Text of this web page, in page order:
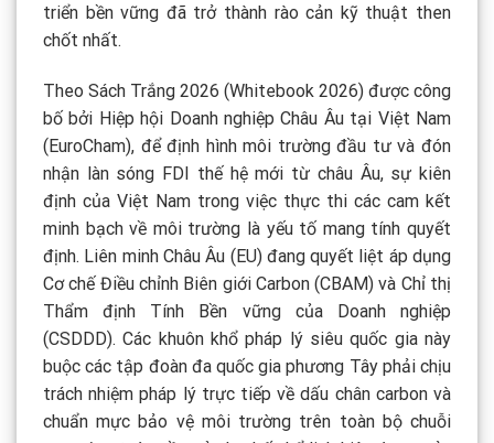
triển bền vững đã trở thành rào cản kỹ thuật then
chốt nhất.
Theo Sách Trắng 2026 (Whitebook 2026) được công
bố bởi Hiệp hội Doanh nghiệp Châu Âu tại Việt Nam
(EuroCham), để định hình môi trường đầu tư và đón
nhận làn sóng FDI thế hệ mới từ châu Âu, sự kiên
định của Việt Nam trong việc thực thi các cam kết
minh bạch về môi trường là yếu tố mang tính quyết
định. Liên minh Châu Âu (EU) đang quyết liệt áp dụng
Cơ chế Điều chỉnh Biên giới Carbon (CBAM) và Chỉ thị
Thẩm định Tính Bền vững của Doanh nghiệp
(CSDDD). Các khuôn khổ pháp lý siêu quốc gia này
buộc các tập đoàn đa quốc gia phương Tây phải chịu
trách nhiệm pháp lý trực tiếp về dấu chân carbon và
chuẩn mực bảo vệ môi trường trên toàn bộ chuỗi